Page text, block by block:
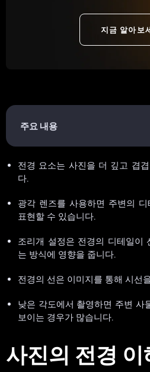
지금 알아보
주요 내용
전경 요소는 사진을 더 깊고 겹
다.
광각 렌즈를 사용하면 주변의
표현할 수 있습니다.
조리개 설정은 전경의 디테일이
는 방식에 영향을 줍니다.
전경의 선은 이미지를 통해 시선
낮은 각도에서 촬영하면 주변 사
보이는 경우가 많습니다.
사진의 전경 이